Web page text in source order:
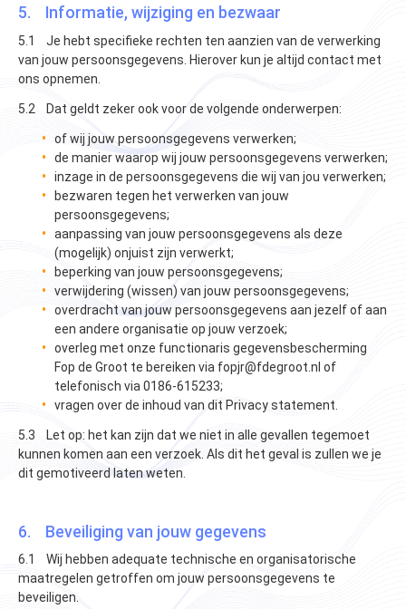
5. Informatie, wijziging en bezwaar
5.1 Je hebt specifieke rechten ten aanzien van de verwerking
van jouw persoonsgegevens. Hierover kun je altijd contact met
ons opnemen.
5.2 Dat geldt zeker ook voor de volgende onderwerpen:
of wij jouw persoonsgegevens verwerken;
de manier waarop wij jouw persoonsgegevens verwerken;
inzage in de persoonsgegevens die wij van jou verwerken;
bezwaren tegen het verwerken van jouw
persoonsgegevens;
aanpassing van jouw persoonsgegevens als deze
(mogelijk) onjuist zijn verwerkt;
beperking van jouw persoonsgegevens;
verwijdering (wissen) van jouw persoonsgegevens;
overdracht van jouw persoonsgegevens aan jezelf of aan
een andere organisatie op jouw verzoek;
overleg met onze functionaris gegevensbescherming
Fop de Groot te bereiken via fopjr@fdegroot.nl of
telefonisch via 0186-615233;
vragen over de inhoud van dit Privacy statement.
5.3 Let op: het kan zijn dat we niet in alle gevallen tegemoet
kunnen komen aan een verzoek. Als dit het geval is zullen we je
dit gemotiveerd laten weten.
6. Beveiliging van jouw gegevens
6.1 Wij hebben adequate technische en organisatorische
maatregelen getroffen om jouw persoonsgegevens te
beveiligen.